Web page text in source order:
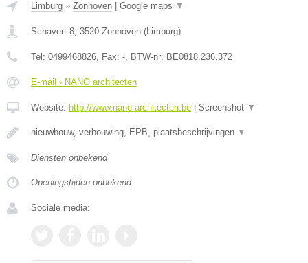
Limburg » Zonhoven Google maps ▼
Schavert 8, 3520 Zonhoven (Limburg)
Tel: 0499468826, Fax: -, BTW-nr: BE0818.236.372
E-mail › NANO architecten
Website: http://www.nano-architecten.be Screenshot ▼
nieuwbouw, verbouwing, EPB, plaatsbeschrijvingen ▼
Diensten onbekend
Openingstijden onbekend
Sociale media: